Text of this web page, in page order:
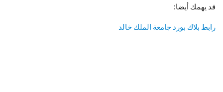
قد يهمك أيضا:
رابط بلاك بورد جامعة الملك خالد